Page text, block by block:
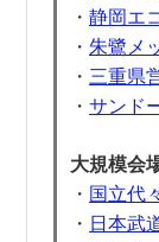
・静岡エ
・朱鷺メ
・ 三重県
・サンド
大規模会
・ 国立代
・ 日本武